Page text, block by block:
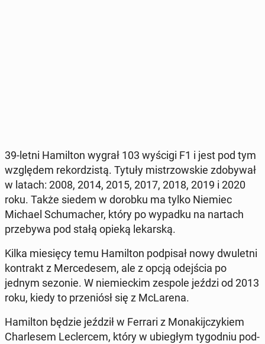
39-letni Ha­mil­ton wygrał 103 wyścigi F1 i jest pod tym
wzglę­dem re­kor­dzi­stą. Tytuły mi­strzow­skie zdo­by­wał
w latach: 2008, 2014, 2015, 2017, 2018, 2019 i 2020
roku. Także siedem w dorobku ma tylko Niemiec
Michael Schu­ma­cher, który po wypadku na nartach
prze­by­wa pod stałą opieką le­kar­ską.
Kilka mie­się­cy temu Ha­mil­ton pod­pi­sał nowy dwu­let­ni
kon­trakt z Mer­ce­de­sem, ale z opcją odej­ścia po
jednym sezonie. W nie­miec­kim zespole jeździ od 2013
roku, kiedy to prze­niósł się z McLa­re­na.
Ha­mil­ton będzie jeździł w Ferrari z Mo­na­kij­czy­kiem
Char­le­sem Lec­ler­cem, który w ubie­głym ty­go­dniu pod­